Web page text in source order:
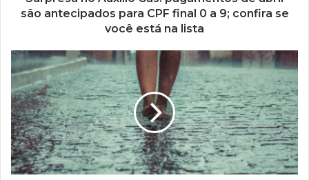
CPF
a
9;
confira
se
você
está
na
lista
são antecipados para CPF final 0 a 9; confira se
você está na lista
Saque
Calamidade
2025:
o
que
é
e
quem
pode